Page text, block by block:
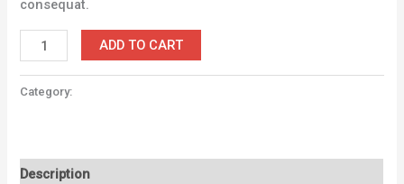
consequat.
ADD TO CART
Category:
Description